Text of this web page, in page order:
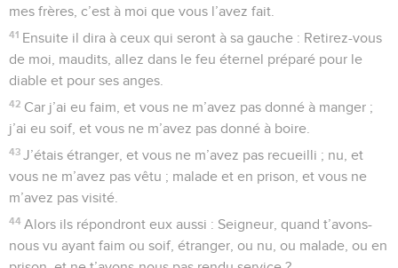
mes frères, c’est à moi que vous l’avez fait.
41 Ensuite il dira à ceux qui seront à sa gauche : Retirez-vous
de moi, maudits, allez dans le feu éternel préparé pour le
diable et pour ses anges.
42 Car j’ai eu faim, et vous ne m’avez pas donné à manger ;
j’ai eu soif, et vous ne m’avez pas donné à boire.
43 J’étais étranger, et vous ne m’avez pas recueilli ; nu, et
vous ne m’avez pas vêtu ; malade et en prison, et vous ne
m’avez pas visité.
44 Alors ils répondront eux aussi : Seigneur, quand t’avons-
nous vu ayant faim ou soif, étranger, ou nu, ou malade, ou en